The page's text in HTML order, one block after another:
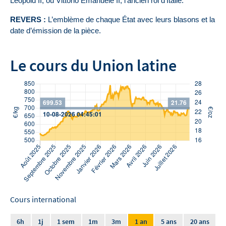
REVERS : L’emblème de chaque État avec leurs blasons et la
date d’émission de la pièce.
Le cours du Union latine
Cours international
6h 1j 1 sem 1m 3m 1 an 5 ans 20 ans